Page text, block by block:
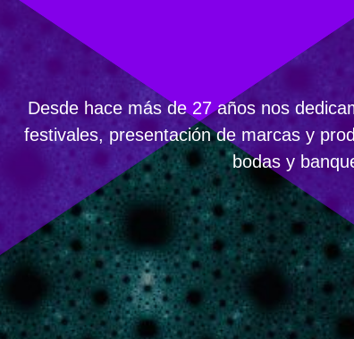
Desde hace más de 27 años nos
festivales, presentación de marcas y
bodas y